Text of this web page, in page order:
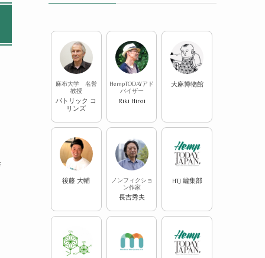
麻布大学 名誉
教授
パトリック コ
リンズ
HempTODAYアド
バイザー
Riki Hiroi
大麻博物館
後藤 大輔
ノンフィクショ
ン作家
長吉秀夫
HTJ 編集部